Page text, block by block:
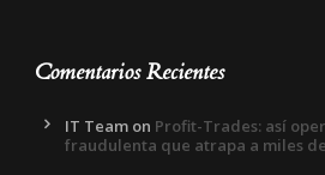
Comentarios Recientes
IT Team on Profit-Trades: así
fraudulenta que atrapa a miles